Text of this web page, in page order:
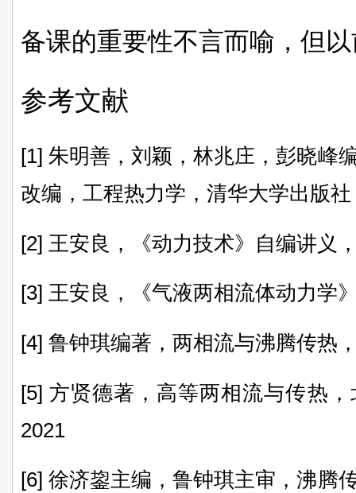
备课的重要性不言而喻，但
参考文献
[1] 朱明善，刘颖，林兆庄，彭晓峰
改编，工程热力学，清华大学出版社
[2] 王安良，《动力技术》自编讲义
[3] 王安良，《气液两相流体动力学
[4] 鲁钟琪编著，两相流与沸腾传热
[5] 方贤德著，高等两相流与传热
2021
[6] 徐济鋆主编，鲁钟琪主审，沸腾